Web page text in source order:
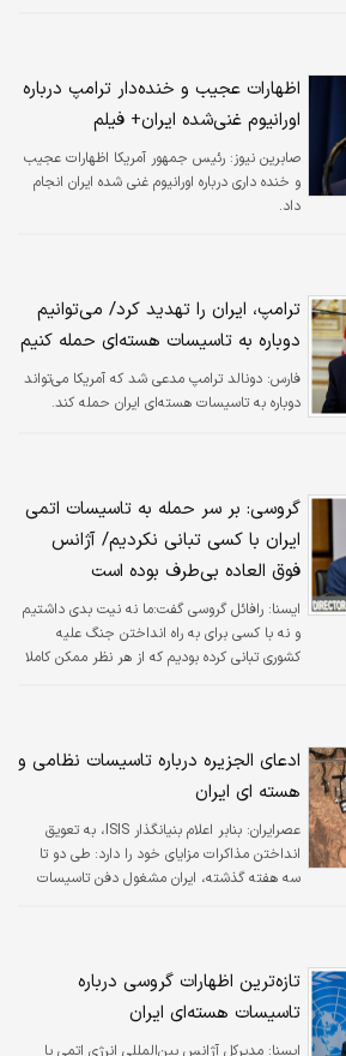
اظهارات عجیب و خنده‌‌دار ترامپ درباره
اورانیوم غنی‌شده ایران+ فیلم
صابرین نیوز: رئیس جمهور آمریکا اظهارات عجیب
و خنده‌ داری درباره اورانیوم غنی شده ایران انجام
داد.
ترامپ، ایران را تهدید کرد/ می‌توانیم
دوباره به تاسیسات هسته‌ای حمله کنیم
فارس: دونالد ترامپ مدعی شد که آمریکا می‌تواند
دوباره به تاسیسات هسته‌ای ایران حمله کند.
گروسی: بر سر حمله به تاسیسات اتمی
ایران با کسی تبانی نکردیم/ آژانس
فوق‌ العاده بی‌طرف بوده است
ایسنا: رافائل گروسی گفت:ما نه نیت بدی داشتیم
و نه با کسی برای به راه انداختن جنگ علیه
کشوری تبانی کرده بودیم که از هر نظر ممکن کاملا
ادعای الجزیره درباره تاسیسات نظامی و
هسته ای ایران
عصرایران:
بنابر اعلام بنیانگذار ISIS، به تعویق
انداختن مذاکرات مزایای خود را دارد: طی دو تا
سه هفته گذشته، ایران مشغول دفن تاسیسات
شود.
تازه‌ترین اظهارات گروسی درباره
تاسیسات هسته‌ای ایران
ايسنا: مدیرکل آژانس بین‌المللی انرژی اتمی با